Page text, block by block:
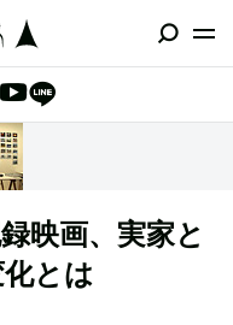
映画、実家と
とは